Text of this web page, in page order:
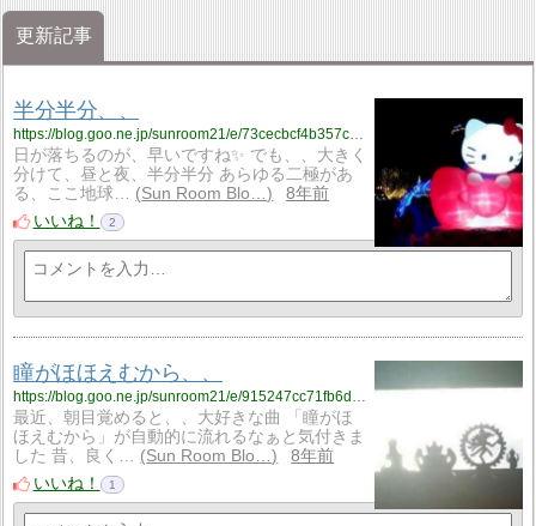
更新記事
半分半分、、
https://blog.goo.ne.jp/sunroom21/e/73cecbcf4b357cb2e75817dc5c5b5a38?fm=rss
日が落ちるのが、早いですね✨ でも、、大きく
分けて、昼と夜、半分半分 あらゆる二極があ
る、ここ地球…
Sun Room Blo…
8年前
いいね！
2
瞳がほほえむから、、
https://blog.goo.ne.jp/sunroom21/e/915247cc71fb6ded80fe518cba2366a6?fm=rss
最近、朝目覚めると、、大好きな曲 「瞳がほ
ほえむから」が自動的に流れるなぁと気付きま
した 昔、良く…
Sun Room Blo…
8年前
いいね！
1